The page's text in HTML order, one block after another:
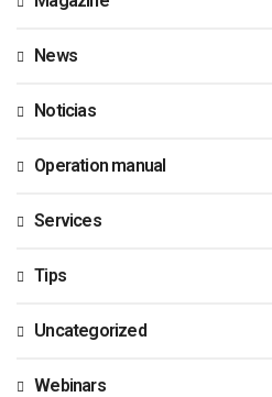
News
Noticias
Operation manual
Services
Tips
Uncategorized
Webinars